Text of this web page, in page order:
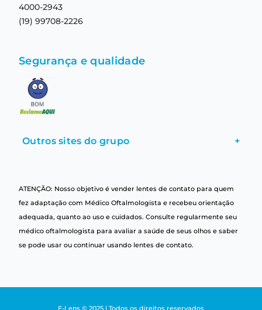
4000-2943
(19) 99708-2226
Segurança e qualidade
Outros sites do grupo +
ATENÇÃO: Nosso objetivo é vender lentes de contato para quem
fez adaptação com Médico Oftalmologista e recebeu orientação
adequada, quanto ao uso e cuidados. Consulte regularmente seu
médico oftalmologista para avaliar a saúde de seus olhos e saber
se pode usar ou continuar usando lentes de contato.
E-Lens © 2025 | Todos os direitos reservados